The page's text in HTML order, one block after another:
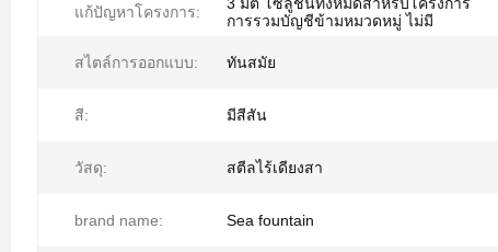
แก้ปัญหาโครงการ:
การรวมบัญชีข้ามหมวดหมู่ ไม่มี
สไตล์การออกแบบ: ทันสมัย
สี: มีสีสัน
วัสดุ: สตีลไร้เดียงสา
brand name: Sea fountain